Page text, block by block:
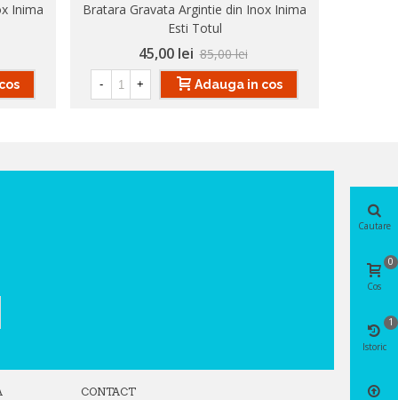
Inima
Bratara Gravata Argintie din Inox Inima
Esti Totul
45,00 lei 85,00 lei
- + Adauga in cos
CONTACT
Cautare
Cos
0
Istoric
1